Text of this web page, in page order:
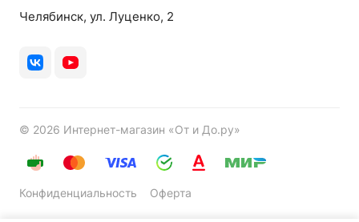
Челябинск, ул. Луценко, 2
© 2026 Интернет-магазин «От и До.ру»
Конфиденциальность Оферта